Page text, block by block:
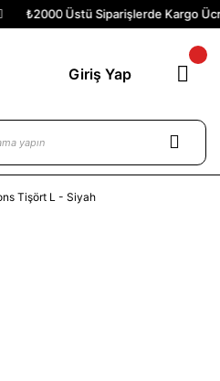
₺2000 Üstü Siparişlerde Kargo
Giriş Yap